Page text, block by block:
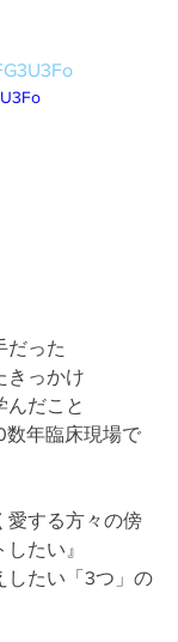
だった
きっかけ
んだこと
数年臨床現場で
愛する方々の傍
たい』
したい「3つ」の